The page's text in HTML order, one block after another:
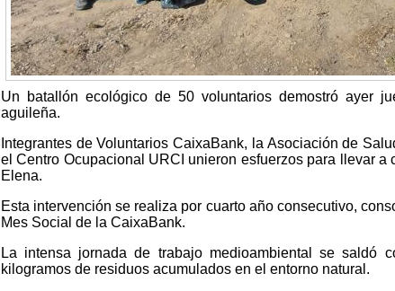
Un batallón ecológico de 50 voluntarios demostró ayer
aguileña.
Integrantes de Voluntarios CaixaBank, la Asociación de
el Centro Ocupacional URCI unieron esfuerzos para llevar
Elena.
Esta intervención se realiza por cuarto año consecutivo,
Mes Social de la CaixaBank.
La intensa jornada de trabajo medioambiental se saldó
kilogramos de residuos acumulados en el entorno natural.